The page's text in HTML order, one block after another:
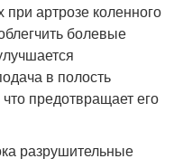
артрозе коленного
болевые
в полость
предотвращает его
разрушительные